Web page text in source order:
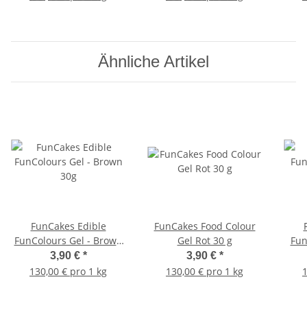
Ähnliche Artikel
FunCakes Edible
FunColours Gel - Brown
30g
3,90 € *
130,00 € pro 1 kg
FunCakes Food Colour
Gel Rot 30 g
3,90 € *
130,00 € pro 1 kg